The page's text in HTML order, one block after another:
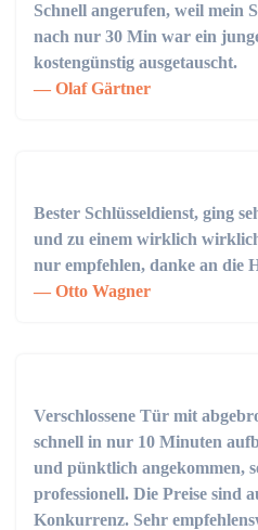
Schnell angerufen, weil mein
nach nur 30 Min war ein
kostengünstig ausgetauscht.
Olaf Gärtner
Bester Schlüsseldienst, ging
und zu einem wirklich
nur empfehlen, danke an die
Otto Wagner
Verschlossene Tür mit
schnell in nur 10 Minuten
und pünktlich angekommen,
professionell. Die Preise sind
Konkurrenz. Sehr